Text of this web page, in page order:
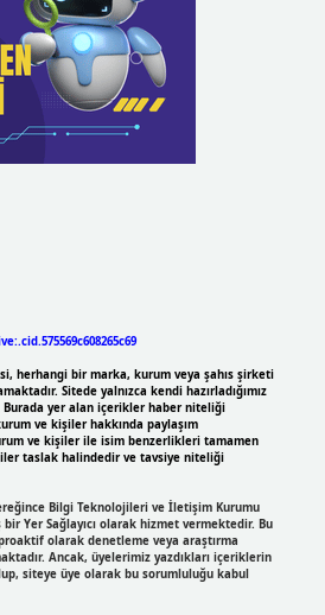
herhangi bir marka, kurum veya şahıs şirketi
Sitede yalnızca kendi hazırladığımız
Burada yer alan içerikler haber niteliği
ve kişiler hakkında paylaşım
ve kişiler ile isim benzerlikleri tamamen
taslak halindedir ve tavsiye niteliği
Bilgi Teknolojileri ve İletişim Kurumu
bir Yer Sağlayıcı olarak hizmet vermektedir. Bu
olarak denetleme veya araştırma
Ancak, üyelerimiz yazdıkları içeriklerin
siteye üye olarak bu sorumluluğu kabul